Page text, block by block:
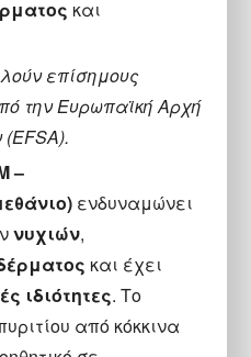
και
επίσημους
την Eυρωπαϊκή Αρχή
–
ενδυναμώνει
νυχιών,
και έχει
ιδιότητες. Το
από κόκκινα